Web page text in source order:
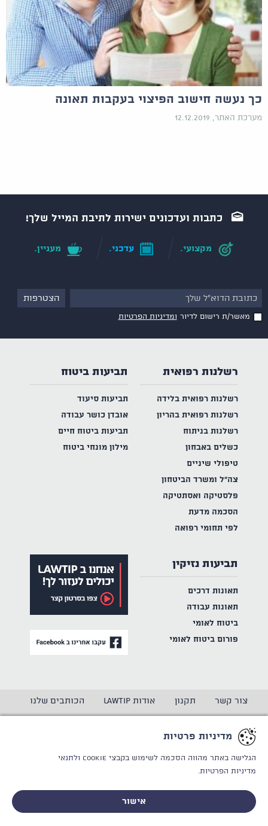
כך נעשה חישוב הפיצוי בעקבות תאונה
מערכת האתר, 12.12.2019
כתבות ועדכונים ישירות לתיבת המייל שלך!
מקצועי. עדכני. מעניין.
מאשר/ת רישום לדיור ומדיניות הפרטיות
רשלנות רפואית
רשלנות רפואית בלידה
רשלנות רפואית בהריון
רשלנות בניתוח
כשלים באבחון
טיפולי שיניים
צה"ל ומשרד הביטחון
פלסטיקה ואסתטיקה
הסכמה מדעת
לפי תחומי רפואה
תביעות ביטוח
תביעות סיעוד
אובדן כושר עבודה
תביעות ביטוח חיים
מילון מונחי ביטוח
תביעות נזיקין
תאונות דרכים
תאונות עבודה
ביטוח לאומי
פורום ביטוח לאומי
צור קשר תקנון אודות LAWTIP הכותבים שלנו
לייעוץ אישי וחסוי - ללא התחייבות
מדיניות פרטיות
הגלישה באתר מהווה הסכמה לשימוש בקבצי Cookie
ולתנאי
מדיניות הפרטיות.
אישור